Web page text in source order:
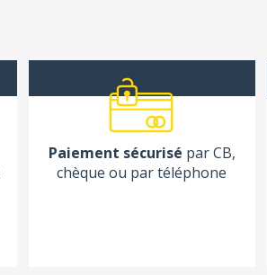
Paiement sécurisé par CB,
chèque ou par téléphone